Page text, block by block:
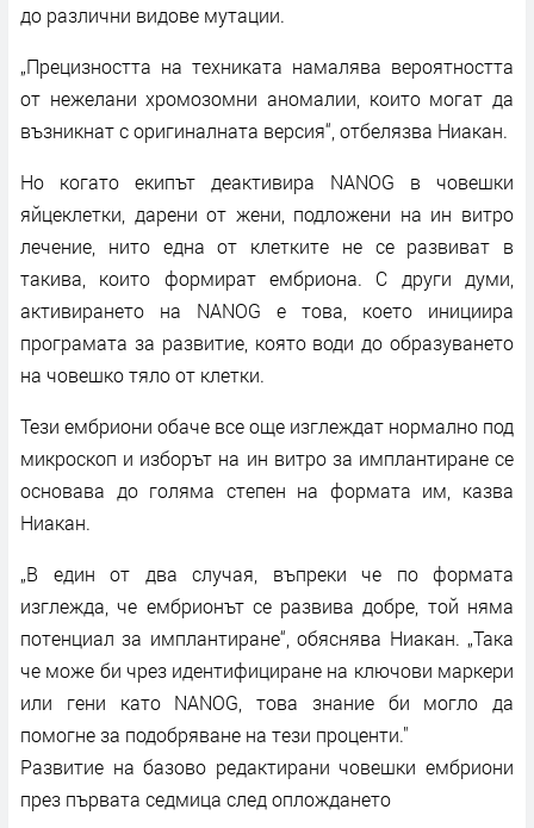
до различни видове мутации.
„Прецизността на техниката намалява вероятността
от нежелани хромозомни аномалии, които могат да
възникнат с оригиналната версия“, отбелязва Ниакан.
Но когато екипът деактивира NANOG в човешки
яйцеклетки, дарени от жени, подложени на ин витро
лечение, нито една от клетките не се развиват в
такива, които формират ембриона. С други думи,
активирането на NANOG е това, което инициира
програмата за развитие, която води до образуването
на човешко тяло от клетки.
Тези ембриони обаче все още изглеждат нормално под
микроскоп и изборът на ин витро за имплантиране се
основава до голяма степен на формата им, казва
Ниакан.
„В един от два случая, въпреки че по формата
изглежда, че ембрионът се развива добре, той няма
потенциал за имплантиране“, обяснява Ниакан. „Така
че може би чрез идентифициране на ключови маркери
или гени като NANOG, това знание би могло да
помогне за подобряване на тези проценти."
Развитие на базово редактирани човешки ембриони
през първата седмица след оплождането